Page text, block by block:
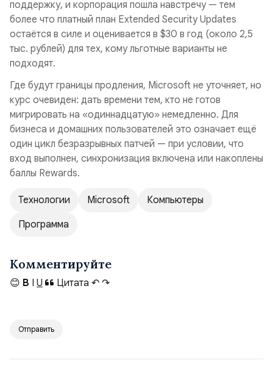
поддержку, и корпорация пошла навстречу — тем
более что платный план Extended Security Updates
остаётся в силе и оценивается в $30 в год (около 2,5
тыс. рублей) для тех, кому льготные варианты не
подходят.
Где будут границы продления, Microsoft не уточняет, но
курс очевиден: дать времени тем, кто не готов
мигрировать на «одиннадцатую» немедленно. Для
бизнеса и домашних пользователей это означает ещё
один цикл безразрывных патчей — при условии, что
вход выполнен, синхронизация включена или накоплены
баллы Rewards.
Технологии Microsoft
Компьютеры
Программа
Комментируйте
😊 B I U Цитата ↶ ↷
Отправить